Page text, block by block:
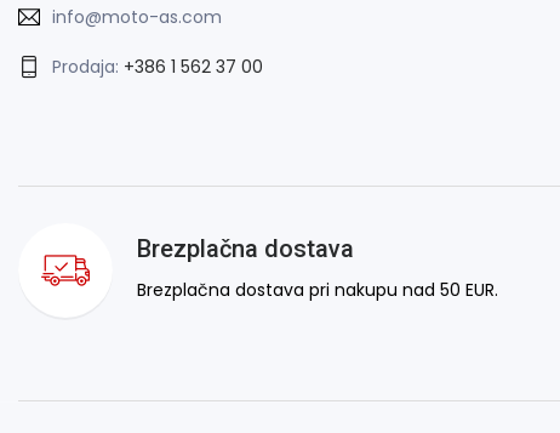
info@moto-as.com
Prodaja: +386 1 562 37 00
Brezplačna dostava
Brezplačna dostava pri nakupu nad 50 EUR.